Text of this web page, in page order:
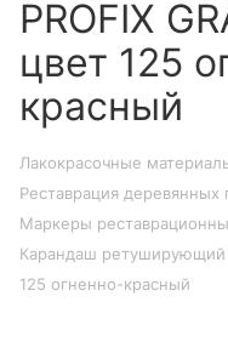
PROFIX
цвет 125
красный
Лакокрасочные
Реставрация деревянных
Маркеры
Карандаш ретуширующий
125 огненно-красный